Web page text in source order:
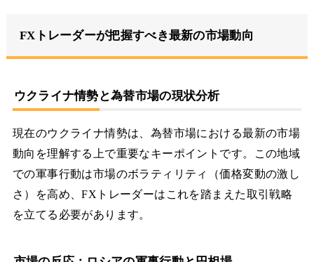
FXトレーダーが把握すべき最新の市場動向
ウクライナ情勢と為替市場の現状分析
現在のウクライナ情勢は、為替市場における最新の市場
動向を理解する上で重要なキーポイントです。この地域
での軍事行動は市場のボラティリティ（価格変動の激し
さ）を高め、FXトレーダーはこれを踏まえた取引戦略
を立てる必要があります。